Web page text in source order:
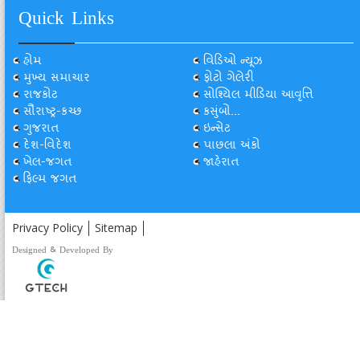
Quick Links
હોમ
મુખ્ય સમાચાર
રાજકોટ
સૌરાષ્ટ્ર-કચ્છ
ગુજરાત
દેશ-વિદેશ
ખેલ-જગત
ફિલ્મ જગત
વિડિઓ ન્યૂઝ
ફોટો ગેલેરી
સોશ્યિલ મીડિયા આવૃત્તિ
કસુંબો...
ઇન્સેટ
પાછલા અંકો
જાહેરાત
Privacy Policy Sitemap
Designed & Developed By